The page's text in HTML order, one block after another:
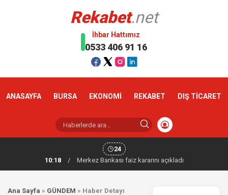
Rekabet.net
İhbar Hattımız
0533 406 91 16
ANASAYFA BURSA EKONOMİ REKABET DIŞ TİCARET
24
10:18
/ Merkez Bankası faiz kararını açıkladı
Ana Sayfa » GÜNDEM » Haber Detayı